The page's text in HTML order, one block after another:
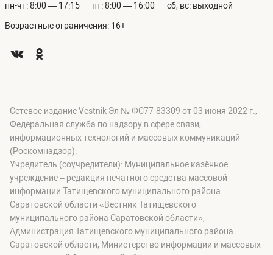
пн-чт: 8:00 — 17:15 пт: 8:00 — 16:00 сб, вс: выходной
Возрастные ограничения: 16+
Сетевое издание Vestnik Эл № ФС77-83309 от 03 июня 2022 г.,
Федеральная служба по надзору в сфере связи,
информационных технологий и массовых коммуникаций
(Роскомнадзор).
Учредитель (соучредители): Муниципальное казённое
учреждение – редакция печатного средства массовой
информации Татищевского муниципального района
Саратовской области «Вестник Татищевского
муниципального района Саратовской области»,
Администрация Татищевского муниципального района
Саратовской области, Министерство информации и массовых